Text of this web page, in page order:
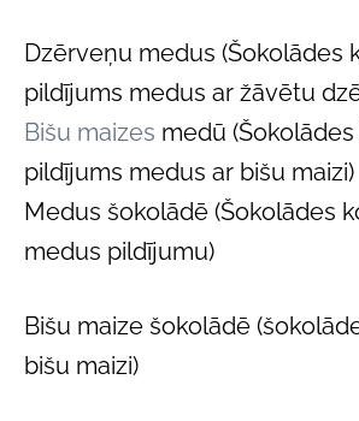
Dzērveņu medus (Šokolādes
pildījums medus ar žāvētu
Bišu maizes medū
pildījums medus ar bišu maizi)
Medus šokolādē (Šokolādes
medus pildījumu)
Bišu maize šokolādē
bišu maizi)